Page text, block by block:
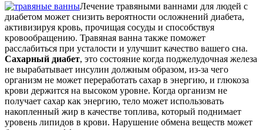
Лечение травяными ваннами для людей с
диабетом может снизить вероятности осложнений диабета,
активизируя кровь, прочищая сосуды и способствуя
кровообращению. Травяная ванна также поможет
расслабиться при усталости и улучшит качество вашего сна.
Сахарный диабет, это состояние когда поджелудочная железа
не вырабатывает инсулин должным образом, из-за чего
организм не может переработать сахар в энергию, и глюкоза
крови держится на высоком уровне. Когда организм не
получает сахар как энергию, тело может использовать
накопленный жир в качестве топлива, который поднимает
уровень липидов в крови. Нарушение обмена веществ может